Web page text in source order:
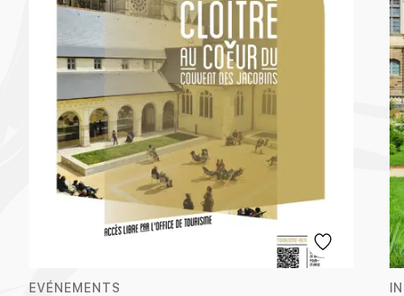
EVÉNEMENTS